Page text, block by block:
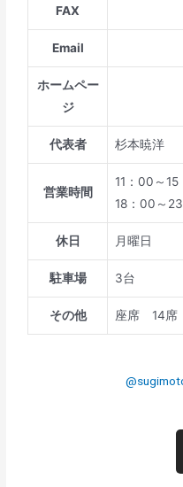
FAX
Email
ホームペー
ジ
代表者 杉本暁洋
営業時間
11：00～15
18：00～
休日 月曜日
駐車場 3台
その他 座席 14席